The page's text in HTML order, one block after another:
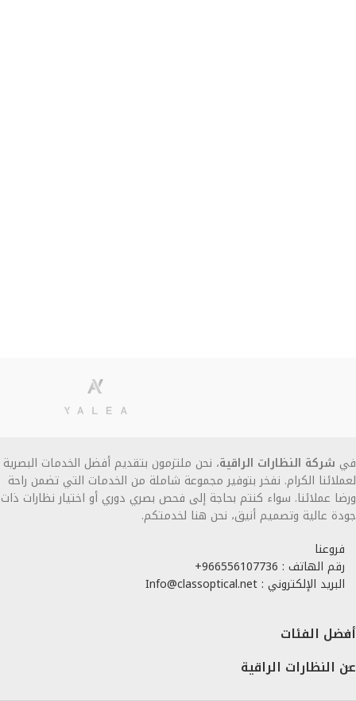
في شركة النظارات الراقية، نحن ملتزمون بتقديم أفضل الخدمات البصرية
لعملائنا الكرام. نفخر بتوفير مجموعة شاملة من الخدمات التي تضمن راحة
ورضا عملائنا. سواء كنتم بحاجة إلى فحص بصري دوري أو اختيار نظارات ذات
جودة عالية وتصميم أنيق، نحن هنا لخدمتكم.
فروعنا
رقم الهاتف : 966556107736+
البريد الإلكتروني : Info@classoptical.net
أفضل الفئات
عن النظارات الراقية